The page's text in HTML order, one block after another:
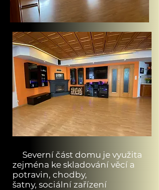
Severní část domu je využita
zejména ke skladování věcí a
potravin, chodby,
šatny, sociální zařízení